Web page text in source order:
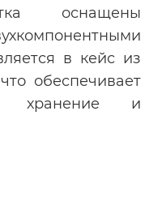
оснащены
в кейс из
обеспечивает
хранение и